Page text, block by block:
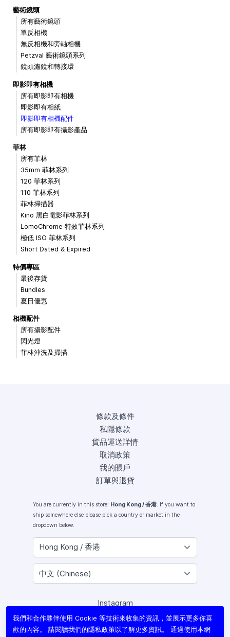
藝術鏡頭
所有藝術鏡頭
單反相機
無反相機和旁軸相機
Petzval 藝術鏡頭系列
鏡頭濾鏡和轉接環
即影即有相機
所有即影即有相機
即影即有相紙
即影即有相機配件
所有即影即有攝影產品
菲林
所有菲林
35mm 菲林系列
120 菲林系列
110 菲林系列
菲林掃描器
Kino 黑白電影菲林系列
LomoChrome 特效菲林系列
極低 ISO 菲林系列
Short Dated & Expired
特價專區
最後存貨
Bundles
夏日優惠
相機配件
所有攝影配件
閃光燈
菲林沖洗及掃描
條款及條件
私隱條款
貨品運送詳情
取消政策
我的賬戶
訂單與退貨
You are currently in this store: Hong Kong / 香港. If you want to
ship somewhere else please pick a country or market in the
dropdown below.
Instagram
Facebook
X (Twitter)
我們和合作夥伴使用 Cookie 等技術來收集的資訊，並展示更多你喜
歡的內容。 請閱讀我們的隱私政策以了解更多資訊。 通過使用本網